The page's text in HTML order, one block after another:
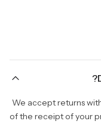
We accept returns
of the receipt of your